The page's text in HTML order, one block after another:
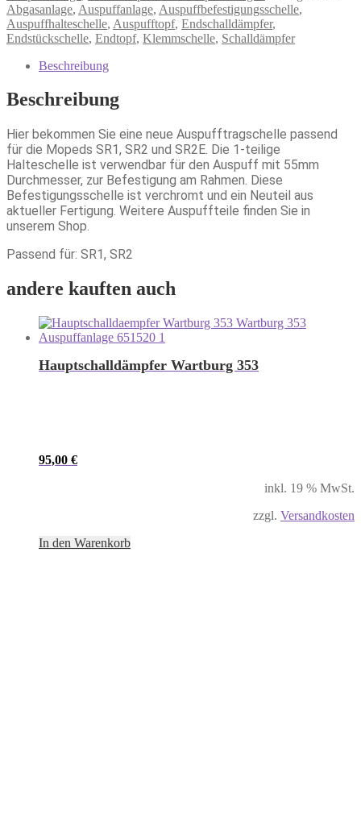
Abgasanlage, Auspuffanlage, Auspuffbefestigungsschelle,
Auspuffhalteschelle, Auspufftopf, Endschalldämpfer,
Endstückschelle, Endtopf, Klemmschelle, Schalldämpfer
Beschreibung
Beschreibung
Hier bekommen Sie eine neue Auspufftragschelle passend
für die Mopeds SR1, SR2 und SR2E. Die 1-teilige
Halteschelle ist verwendbar für den Auspuff mit 55mm
Durchmesser, zur Befestigung am Rahmen. Diese
Befestigungsschelle ist verchromt und ein Neuteil aus
aktueller Fertigung. Weitere Auspuffteile finden Sie in
unserem Shop.
Passend für: SR1, SR2
andere kauften auch
Hauptschalldämpfer Wartburg 353
95,00 €
inkl. 19 % MwSt.
zzgl. Versandkosten
In den Warenkorb